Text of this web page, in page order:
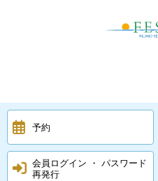
予約
会員ログイン ・ パスワード
再発行